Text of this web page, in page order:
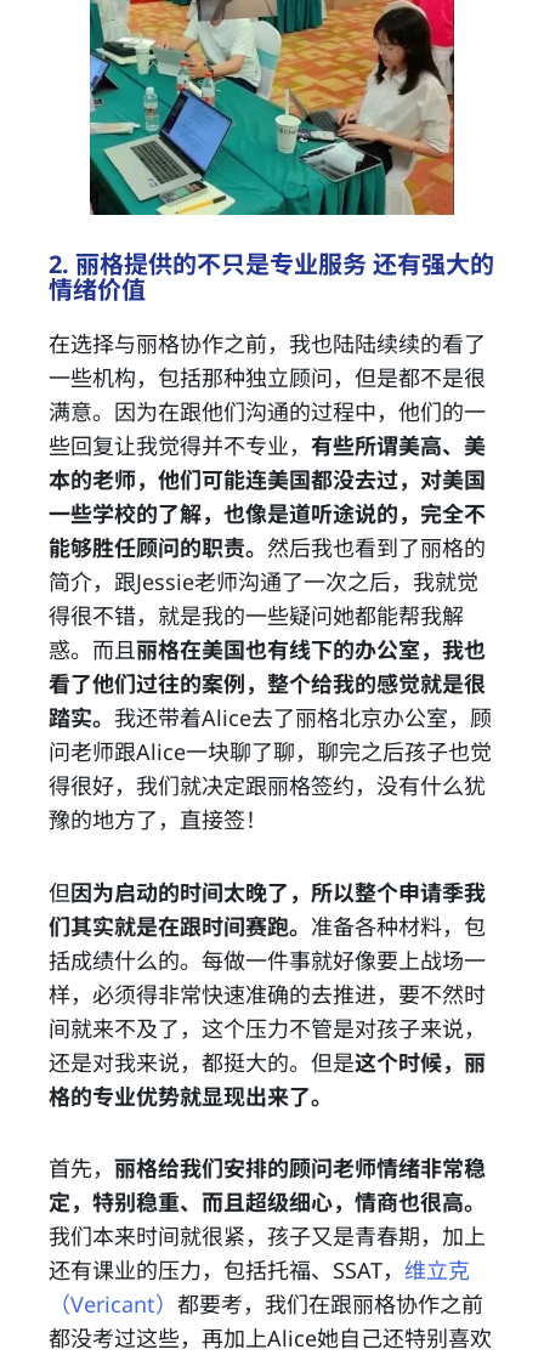
2. 丽格提供的不只是专业服务 还有强大的
情绪价值
在选择与丽格协作之前，我也陆陆续续的看了
一些机构，包括那种独立顾问，但是都不是很
满意。因为在跟他们沟通的过程中，他们的一
些回复让我觉得并不专业， 有些所谓美高、美
本的老师，他们可能连美国都没去过，对美国
一些学校的了解，也像是道听途说的，完全不
能够胜任顾问的职责。 然后我也看到了丽格的
简介，跟Jessie老师沟通了一次之后，我就觉
得很不错，就是我的一些疑问她都能帮我解
惑。而且丽格在美国也有线下的办公室，我也
看了他们过往的案例，整个给我的感觉就是很
踏实。 我还带着Alice去了丽格北京办公室，顾
问老师跟Alice一块聊了聊，聊完之后孩子也觉
得很好，我们就决定跟丽格签约，没有什么犹
豫的地方了，直接签！
但因为启动的时间太晚了，所以整个申请季我
们其实就是在跟时间赛跑。 准备各种材料，包
括成绩什么的。每做一件事就好像要上战场一
样，必须得非常快速准确的去推进，要不然时
间就来不及了，这个压力不管是对孩子来说，
还是对我来说，都挺大的。但是这个时候，丽
格的专业优势就显现出来了。
首先， 丽格给我们安排的顾问老师情绪非常稳
定，特别稳重、而且超级细心，情商也很高。
我们本来时间就很紧，孩子又是青春期，加上
还有课业的压力，包括托福、SSAT， 维立克
（Vericant） 都要考，我们在跟丽格协作之前
都没考过这些，再加上Alice她自己还特别喜欢